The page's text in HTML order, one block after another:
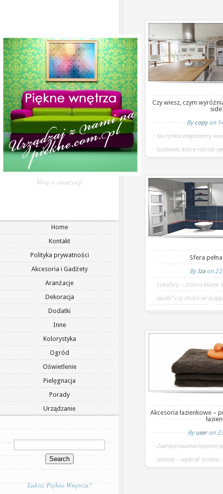
blog o aranżacji
Home
Kontakt
Polityka prywatności
Akcesoria i Gadżety
Aranżacje
Dekoracja
Dodatki
Inne
Kolorystyka
Ogród
Oświetlenie
Pielęgnacja
Porady
Urządzanie
Lubisz Piękne Wnętrza?
Czy wiesz, czym
By copyon
Na rynku znajdziemy
lodówek, które różnią
Sfera
ByIzaon
Luksfery – zmora klatek
epoki” czy może
Akcesoria łazienkowe –
By useron
Zaaranżowanie łazienki
istotną – wybrać trzeba...